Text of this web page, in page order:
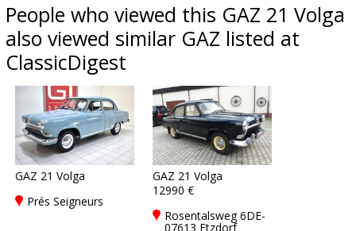
People who viewed this GAZ 21 Volga
also viewed similar GAZ listed at
ClassicDigest
GAZ 21 Volga
Prés Seigneurs
GAZ 21 Volga
12990 €
Rosentalsweg 6DE-
07613 Etzdorf